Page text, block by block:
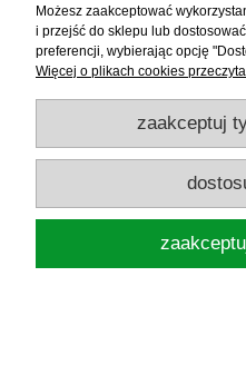
BROWNING
powiadom
Możesz zaakceptować
i przejść do sklepu lub
preferencji, wybierając opcję
Więcej o plikach cookies
zaakceptuj